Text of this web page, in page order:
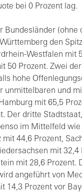
bei 0 Prozent lag.
Bundesländer (ohne
den
Westfalen mit
50 Prozent. Zwei
hohe
unmittelbaren und
mit 65,5
Der dritte
im Mittelfeld
mit 44,6 Prozent,
mit 32,4
mit 28,6 Prozent.
angeführt von
14,3 Prozent vor